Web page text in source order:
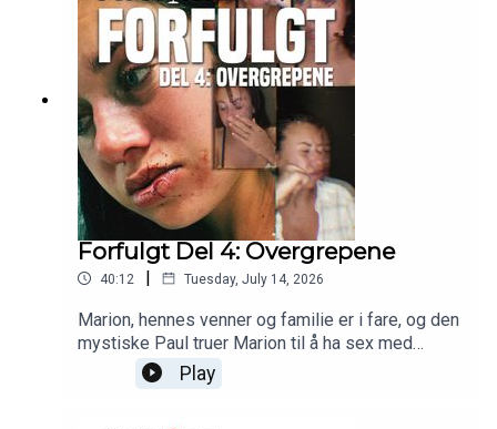
Forfulgt Del 4: Overgrepene
40:12 | Tuesday, July 14, 2026
Marion, hennes venner og familie er i fare, og den
mystiske Paul truer Marion til å ha sex med
romkameraten Rick.
Play